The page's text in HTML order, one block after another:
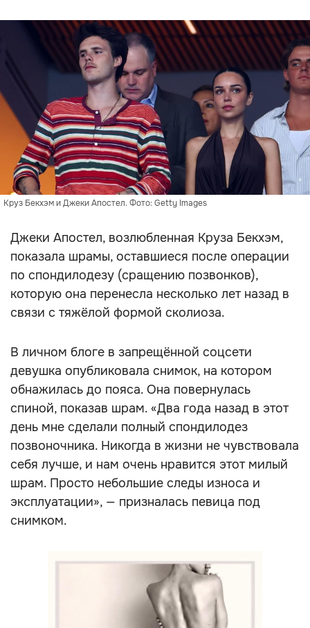
Круз Бекхэм и Джеки Апостел. Фото: Getty Images
Джеки Апостел, возлюбленная Круза Бекхэм,
показала шрамы, оставшиеся после операции
по спондилодезу (сращению позвонков),
которую она перенесла несколько лет назад в
связи с тяжёлой формой сколиоза.
В личном блоге в запрещённой соцсети
девушка опубликовала снимок, на котором
обнажилась до пояса. Она повернулась
спиной, показав шрам. «Два года назад в этот
день мне сделали полный спондилодез
позвоночника. Никогда в жизни не чувствовала
себя лучше, и нам очень нравится этот милый
шрам. Просто небольшие следы износа и
эксплуатации», — призналась певица под
снимком.